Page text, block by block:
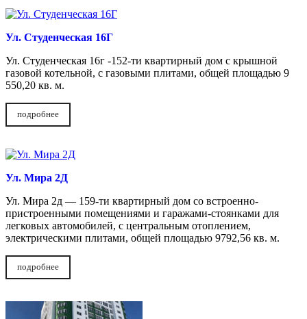
Ул. Студенческая 16Г
Ул. Студенческая 16г -152-ти квартирный дом с крышной
газовой котельной, с газовыми плитами, общей площадью 9
550,20 кв. м.
подробнее
Ул. Мира 2Д
Ул. Мира 2д — 159-ти квартирный дом со встроенно-
пристроенными помещениями и гаражами-стоянками для
легковых автомобилей, с центральным отоплением,
электрическими плитами, общей площадью 9792,56 кв. м.
подробнее